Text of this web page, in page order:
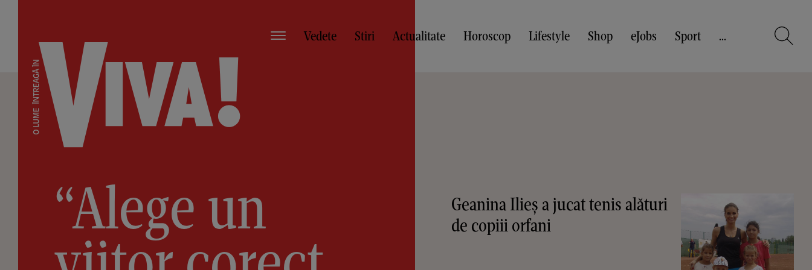
Vedete Stiri Actualitate Horoscop Lifestyle Shop eJobs Sport ...
“Alege un
Geanina Ilieş a jucat tenis alături
de copiii orfani